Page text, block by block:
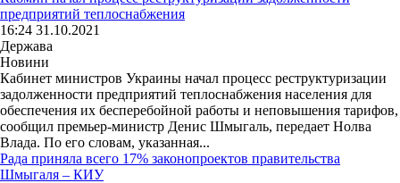
предприятий теплоснабжения
16:24 31.10.2021
Держава
Новини
Кабинет министров Украины начал процесс реструктуризации
задолженности предприятий теплоснабжения населения для
обеспечения их бесперебойной работы и неповышения тарифов,
сообщил премьер-министр Денис Шмыгаль, передает Нолва
Влада. По его словам, указанная...
Рада приняла всего 17% законопроектов правительства
Шмыгаля – КИУ